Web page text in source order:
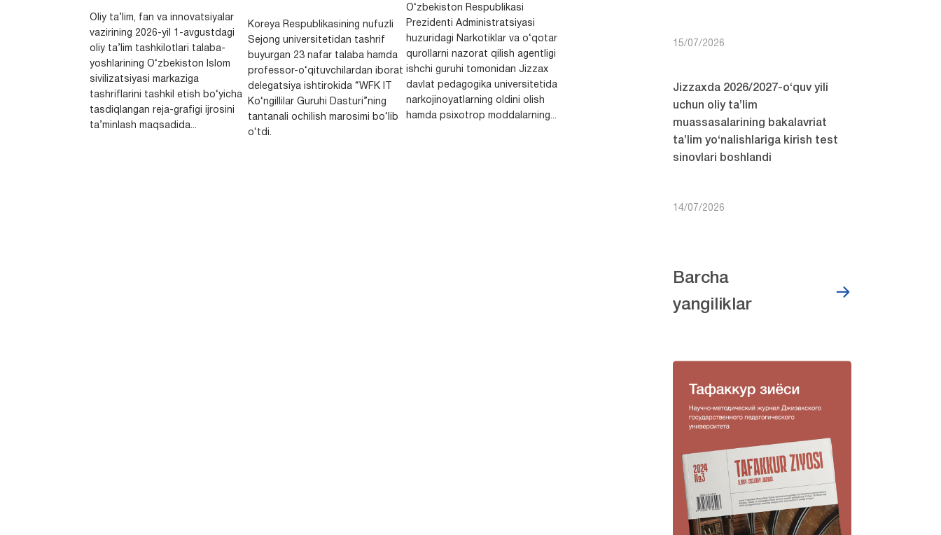
Oliy ta’lim, fan va innovatsiyalar
vazirining 2026-yil 1-avgustdagi
oliy ta’lim tashkilotlari talaba-
yoshlarining O‘zbekiston Islom
sivilizatsiyasi markaziga
tashriflarini tashkil etish bo‘yicha
tasdiqlangan reja-grafigi ijrosini
ta’minlash maqsadida...
Koreya Respublikasining nufuzli
Sejong universitetidan tashrif
buyurgan 23 nafar talaba hamda
professor-o‘qituvchilardan iborat
delegatsiya ishtirokida “WFK IT
Ko‘ngillilar Guruhi Dasturi”ning
tantanali ochilish marosimi bo‘lib
o‘tdi.
O‘zbekiston Respublikasi
Prezidenti Administratsiyasi
huzuridagi Narkotiklar va o‘qotar
qurollarni nazorat qilish agentligi
ishchi guruhi tomonidan Jizzax
davlat pedagogika universitetida
narkojinoyatlarning oldini olish
hamda psixotrop moddalarning...
15/07/2026
Jizzaxda 2026/2027-o‘quv yili
uchun oliy ta’lim
muassasalarining bakalavriat
ta’lim yo‘nalishlariga kirish test
sinovlari boshlandi
14/07/2026
Barcha
yangiliklar